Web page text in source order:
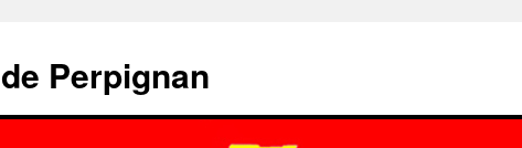
Perpignan